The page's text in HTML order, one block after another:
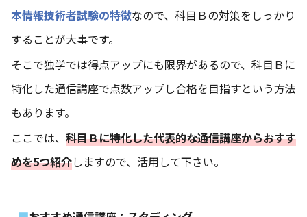
本情報技術者試験の特徴なので、科目Ｂの対策をしっかり
することが大事です。
そこで独学では得点アップにも限界があるので、科目Ｂに
特化した通信講座で点数アップし合格を目指すという方法
もあります。
ここでは、 科目Ｂに特化した代表的な通信講座からおすす
めを5つ紹介しますので、活用して下さい。